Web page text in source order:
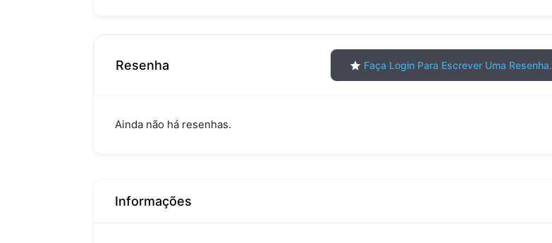
Resenha Faça Login Para Escrever Uma Resenha.
Ainda não há resenhas.
Informações